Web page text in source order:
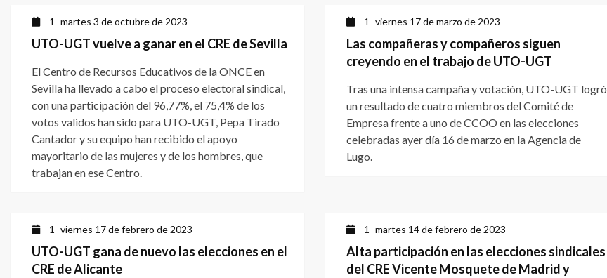
-1- martes 3 de octubre de 2023
UTO-UGT vuelve a ganar en el CRE de Sevilla
El Centro de Recursos Educativos de la ONCE en
Sevilla ha llevado a cabo el proceso electoral sindical,
con una participación del 96,77%, el 75,4% de los
votos validos han sido para UTO-UGT, Pepa Tirado
Cantador y su equipo han recibido el apoyo
mayoritario de las mujeres y de los hombres, que
trabajan en ese Centro.
-1- viernes 17 de marzo de 2023
Las compañeras y compañeros siguen
creyendo en el trabajo de UTO-UGT
Tras una intensa campaña y votación, UTO-UGT logró
un resultado de cuatro miembros del Comité de
Empresa frente a uno de CCOO en las elecciones
celebradas ayer día 16 de marzo en la Agencia de
Lugo.
-1- viernes 17 de febrero de 2023
UTO-UGT gana de nuevo las elecciones en el
CRE de Alicante
-1- martes 14 de febrero de 2023
Alta participación en las elecciones sindicales
del CRE Vicente Mosquete de Madrid y